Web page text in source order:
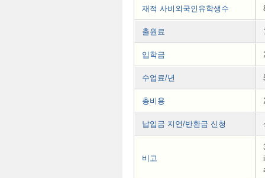
재적 사비외국인유학생수
출원료
입학금
수업료/년
총비용
납입금 지연/반환금 신청
비고